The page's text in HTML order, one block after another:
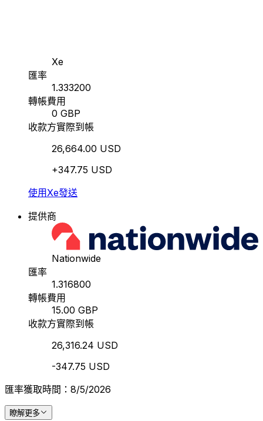
Xe
匯率
1.333200
轉帳費用
0 GBP
收款方實際到帳
26,664.00 USD
+347.75 USD
使用Xe發送
提供商
Nationwide
匯率
1.316800
轉帳費用
15.00 GBP
收款方實際到帳
26,316.24 USD
-347.75 USD
匯率獲取時間：8/5/2026
瞭解更多